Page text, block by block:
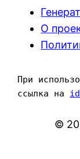
О
При
ссылка на
©